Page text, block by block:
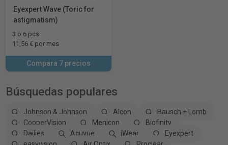
Eyexpert Wave (Toric for
astigmatism)
3 o 6 pcs
11,56 € por mes
Compara 7 precios
Búsquedas populares
Johnson & Johnson Alcon
Bausch + Lomb
CooperVision
Menicon
Biofinity
Dailies
Acuvue iWear
Eyexpert